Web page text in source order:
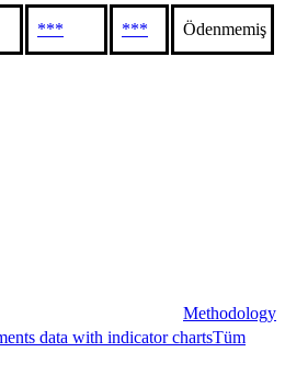
*** *** Ödenmemiş
Methodology
data with indicator chartsTüm